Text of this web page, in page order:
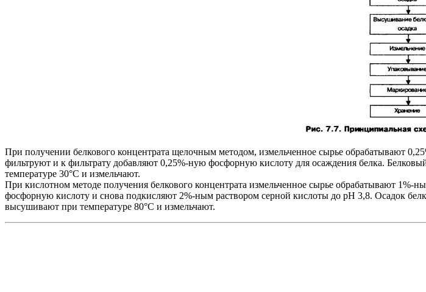
При получении белкового концентрата щелочным методом, измельченное сырье обрабатывают
фильтруют и к фильтрату добавляют 0,25%-ную фосфорную кислоту для осаждения белка.
температуре 30°С и измельчают.
При кислотном методе получения белкового концентрата измельченное сырье обрабатывают
фосфорную кислоту и снова подкисляют 2%-ным раствором серной кислоты до pH 3,8. Осадок
высушивают при температуре 80°С и измельчают.